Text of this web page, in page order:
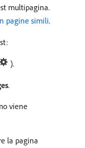
multipagina.
pagine simili.
).
.
viene
la pagina